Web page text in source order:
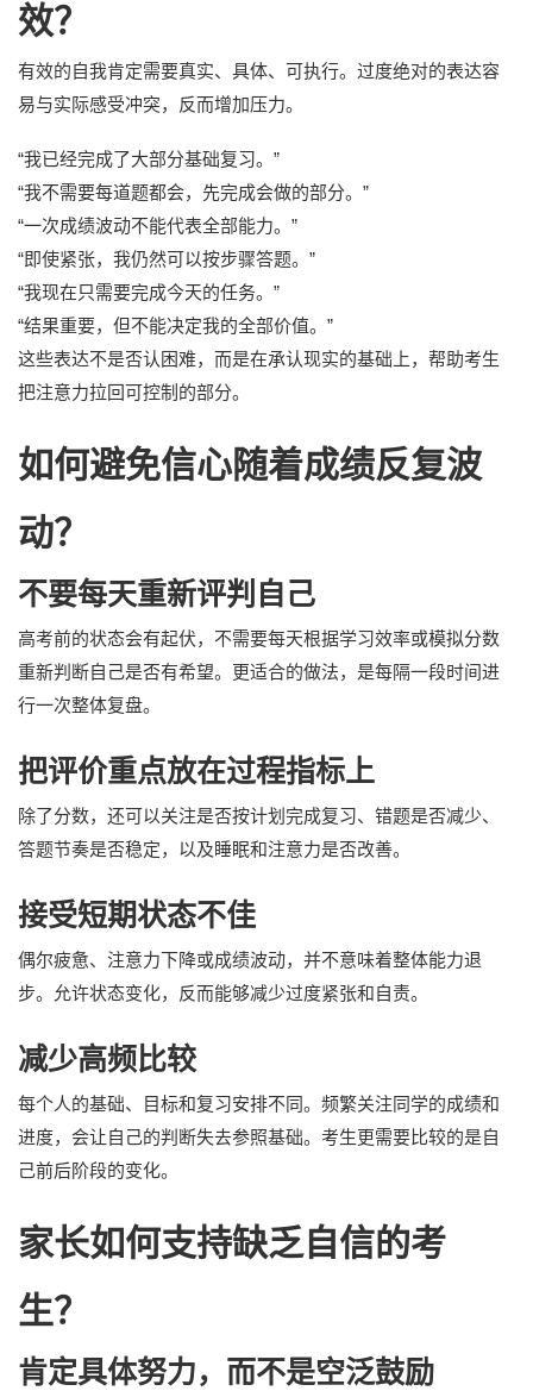
效？
有效的自我肯定需要真实、具体、可执行。过度绝对的表达容
易与实际感受冲突，反而增加压力。
“我已经完成了大部分基础复习。”
“我不需要每道题都会，先完成会做的部分。”
“一次成绩波动不能代表全部能力。”
“即使紧张，我仍然可以按步骤答题。”
“我现在只需要完成今天的任务。”
“结果重要，但不能决定我的全部价值。”
这些表达不是否认困难，而是在承认现实的基础上，帮助考生
把注意力拉回可控制的部分。
如何避免信心随着成绩反复波
动？
不要每天重新评判自己
高考前的状态会有起伏，不需要每天根据学习效率或模拟分数
重新判断自己是否有希望。更适合的做法，是每隔一段时间进
行一次整体复盘。
把评价重点放在过程指标上
除了分数，还可以关注是否按计划完成复习、错题是否减少、
答题节奏是否稳定，以及睡眠和注意力是否改善。
接受短期状态不佳
偶尔疲惫、注意力下降或成绩波动，并不意味着整体能力退
步。允许状态变化，反而能够减少过度紧张和自责。
减少高频比较
每个人的基础、目标和复习安排不同。频繁关注同学的成绩和
进度，会让自己的判断失去参照基础。考生更需要比较的是自
己前后阶段的变化。
家长如何支持缺乏自信的考
生？
肯定具体努力，而不是空泛鼓励